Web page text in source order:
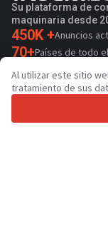
Su plataforma de
maquinaria desde
450K +Anuncios
70+Países de todo
36Idiomas admitidos
4.7/5
Al utilizar este sitio
tratamiento de sus